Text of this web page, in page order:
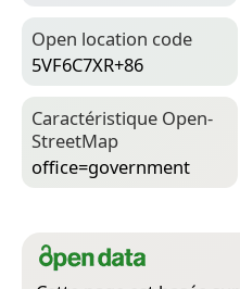
Open location code
5VF6C7XR+86
Caractéristique Open­
Street­Map
office=­government